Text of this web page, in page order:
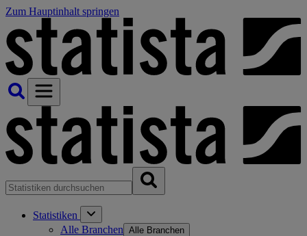
Zum Hauptinhalt springen
Statistiken
Alle Branchen Alle Branchen